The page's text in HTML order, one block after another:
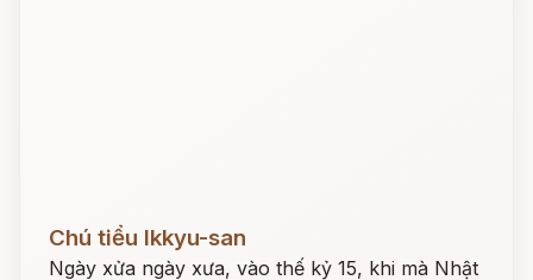
Chú tiểu Ikkyu-san
Ngày xửa ngày xưa, vào thế kỷ 15, khi mà Nhật